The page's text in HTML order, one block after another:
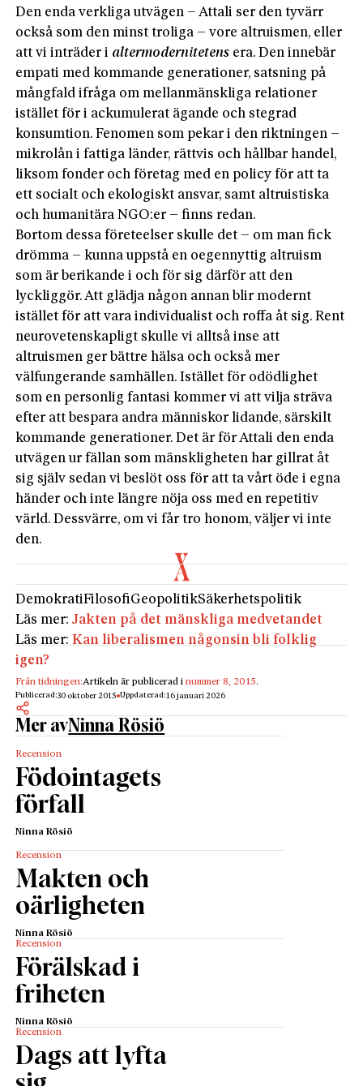
Den enda verkliga utvägen – Attali ser den tyvärr
också som den minst troliga – vore altruismen, eller
att vi inträder i altermodernitetens era. Den innebär
empati med kommande generationer, satsning på
mångfald ifråga om mellanmänskliga relationer
istället för i ackumulerat ägande och stegrad
konsumtion. Fenomen som pekar i den riktningen –
mikrolån i fattiga länder, rättvis och hållbar handel,
liksom fonder och företag med en policy för att ta
ett socialt och ekologiskt ansvar, samt altruistiska
och humanitära NGO:er – finns redan.
Bortom dessa företeelser skulle det – om man fick
drömma – kunna uppstå en oegennyttig altruism
som är berikande i och för sig därför att den
lyckliggör. Att glädja någon annan blir modernt
istället för att vara individualist och roffa åt sig. Rent
neurovetenskapligt skulle vi alltså inse att
altruismen ger bättre hälsa och också mer
välfungerande samhällen. Istället för odödlighet
som en personlig fantasi kommer vi att vilja sträva
efter att bespara andra människor lidande, särskilt
kommande generationer. Det är för Attali den enda
utvägen ur fällan som mänskligheten har gillrat åt
sig själv sedan vi beslöt oss för att ta vårt öde i egna
händer och inte längre nöja oss med en repetitiv
värld. Dessvärre, om vi får tro honom, väljer vi inte
den.
DemokratiFilosofiGeopolitikSäkerhetspolitik
Läs mer:Jakten på det mänskliga medvetandet
Läs mer:Kan liberalismen någonsin bli folklig
igen?
Från tidningen:Artikeln är publicerad inummer 8, 2015.
Publicerad:30 oktober 2015 Uppdaterad:16 januari 2026
Mer avNinna Rösiö
Recension
Födointagets
förfall
Ninna Rösiö
Recension
Makten och
oärligheten
Ninna Rösiö
Recension
Förälskad i
friheten
Ninna Rösiö
Recension
Dags att lyfta